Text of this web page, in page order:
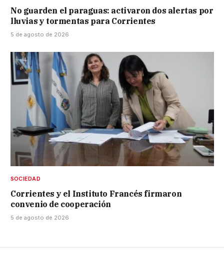
No guarden el paraguas: activaron dos alertas por
lluvias y tormentas para Corrientes
5 de agosto de 2026
SOCIEDAD
Corrientes y el Instituto Francés firmaron
convenio de cooperación
5 de agosto de 2026